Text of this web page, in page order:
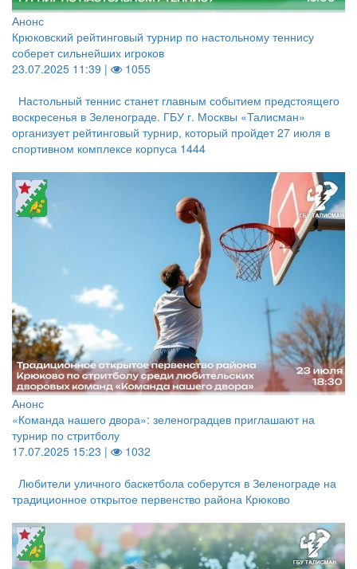
Анонс
Крюковский рейтинговый турнир по настольному теннису
соберет сильнейших игроков
23.07.2025 11:39 |
1055
Настольный теннис станет главным событием предстоящего
воскресенья в Зеленограде. ГБУ г. Москвы «Талисман»
организует рейтинговый турнир, который пройдет 27 июля в
спортивном комплексе корпуса 1444
Анонс
«Команда нашего двора»: зеленоградцев приглашают на
турнир по стритболу
17.07.2025 15:23 |
1032
Любители уличного баскетбола соберутся в Зеленограде на
традиционное открытое первенство района Крюково